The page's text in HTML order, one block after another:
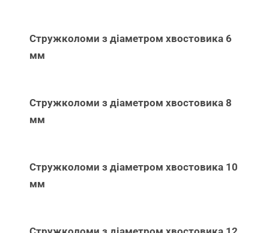
Стружколоми з діаметром хвостовика 6
мм
Стружколоми з діаметром хвостовика 8
мм
Стружколоми з діаметром хвостовика 10
мм